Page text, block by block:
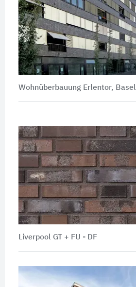
Wohnüberbauung Erlentor, Basel
Liverpool GT + FU - DF